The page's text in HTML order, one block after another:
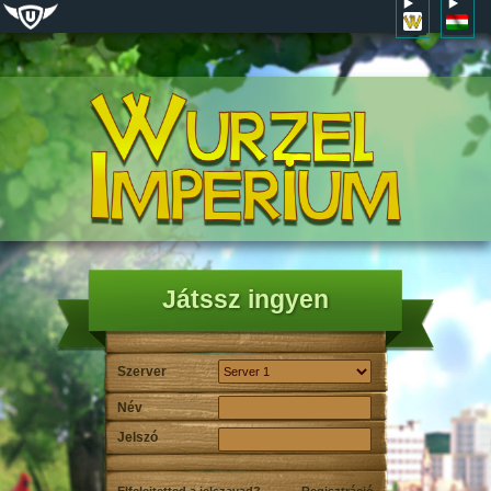
Játssz ingyen
Szerver
Név
Jelszó